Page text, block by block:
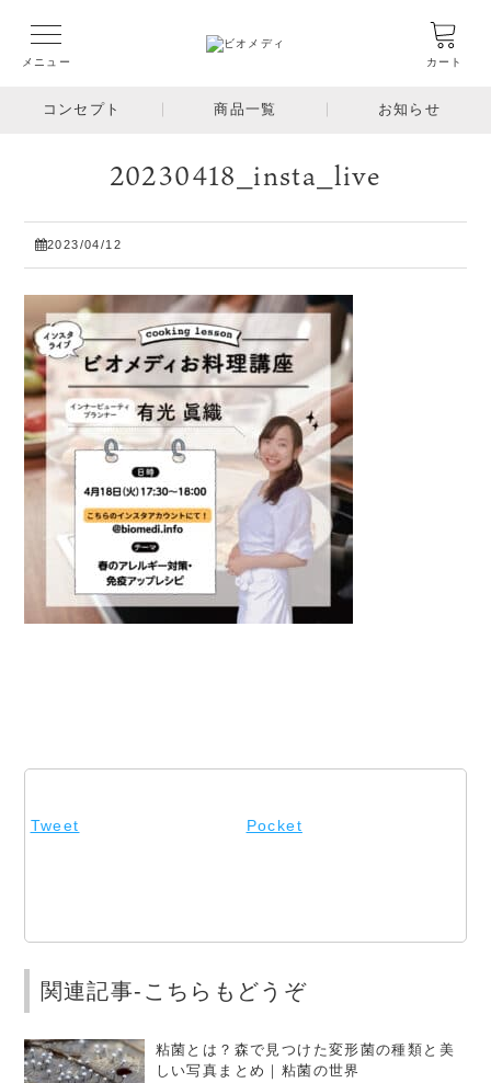
メニュー カート
コンセプト 商品一覧 お知らせ
20230418_insta_live
2023/04/12
Tweet Pocket
関連記事-こちらもどうぞ
粘菌とは？森で見つけた変形菌の種類と美
しい写真まとめ｜粘菌の世界